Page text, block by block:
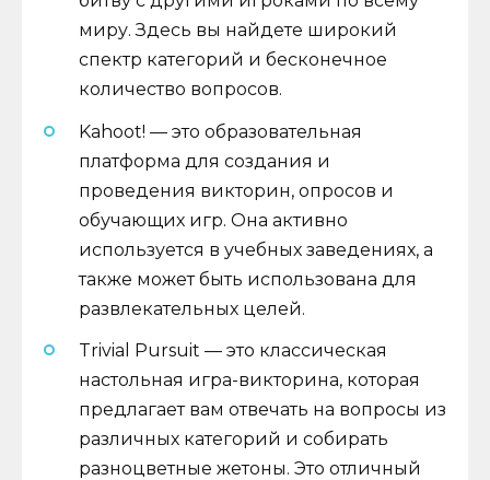
миру. Здесь вы найдете широкий
спектр категорий и бесконечное
количество вопросов.
Kahoot! — это образовательная
платформа для создания и
проведения викторин, опросов и
обучающих игр. Она активно
используется в учебных заведениях, а
также может быть использована для
развлекательных целей.
Trivial Pursuit — это классическая
настольная игра-викторина, которая
предлагает вам отвечать на вопросы из
различных категорий и собирать
разноцветные жетоны. Это отличный